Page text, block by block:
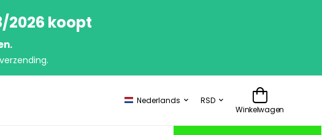
2026 koopt
Nederlands
RSD
Winkelwagen